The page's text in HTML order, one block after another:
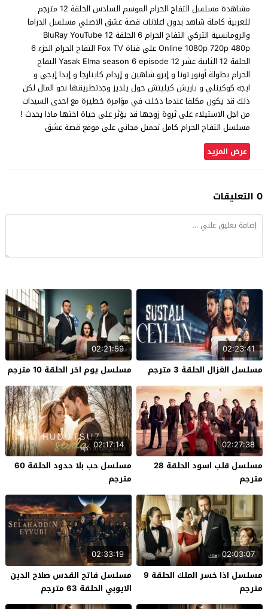
مشاهدة مسلسل التفاح الحرام الموسم السادس الحلقة 12 مترجم
للعربية كاملة شاهد بدون اعلانات قصة عشق الاصلي مسلسل الدراما
والرومانسية التركي التفاح الحرام 6 الحلقة 12 BluRay YouTube
Online 1080p 720p 480p على قناة Fox TV التفاح الحرام الجزء 6
الحلقة 12 الثانية عشر Yasak Elma season 6 episode 12 التفاح
الحرام بطولة أونور تونا و إبرو شاهين و إردام كاينارجا و إيدا إيجي و
ايجه كوكينلي و باريش كيليتش حول يلديز وجدتطريقها نحو المال لكن
ذلك قد يكون مكلفا عندما دخلت في مؤامرة خطيرة مع احدى السيدات
من اجل الاستيلاء على ثروة زوجها قد يؤثر على حياة اختها ماذا يحدث !
مسلسل التفاح الحرام كامل تحميل مجاني على موقع قصة عشق
عرض المزيد
0 التعليقات
02:23:41
مسلسل الغزال الحلقة 3 مترجم
02:21:59
مسلسل يوم اخر الحلقة 10 مترجم
02:27:38
مسلسل قلب اسود الحلقة 28
مترجم
02:17:14
مسلسل حب بلا حدود الحلقة 60
مترجم
02:03:07
مسلسل اذا خسر الملك الحلقة 9
مترجم
02:33:19
مسلسل فاتح القدس صلاح الدين
الايوبي الحلقة 63 مترجم